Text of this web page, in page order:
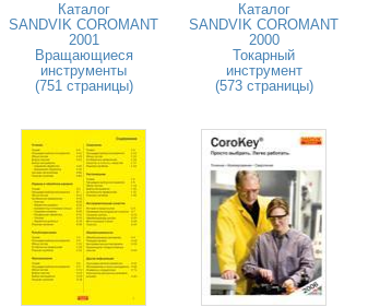
Каталог
SANDVIK COROMANT
2001
Вращающиеся
инструменты
(751 страницы)
Каталог
SANDVIK COROMANT
2000
Токарный
инструмент
(573 страницы)